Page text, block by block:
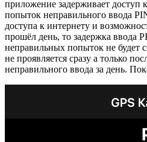
приложение задерживает доступ
попыток неправильного ввода
доступа к интернету и
прошёл день, то задержка ввода
неправильных попыток не будет
не проявляется сразу а только
неправильного ввода за день.